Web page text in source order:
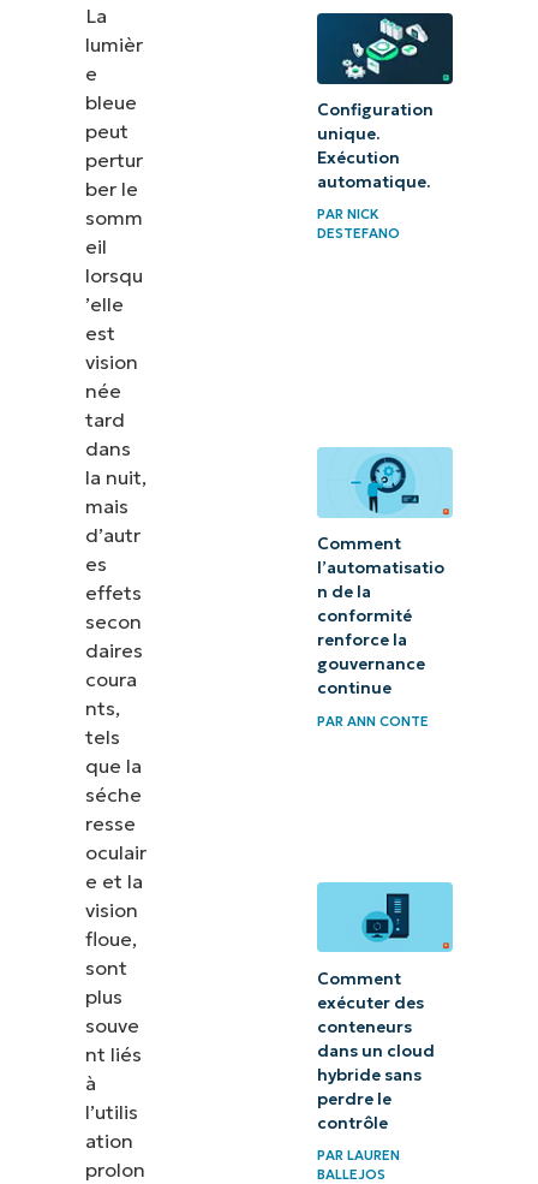
dans
Windows
L’éclairage
Windows,
vos yeux
La
lumièr
e
bleue
peut
pertur
ber le
somm
eil
lorsqu
’elle
est
vision
née
tard
dans
la nuit,
mais
d’autr
es
effets
secon
daires
coura
nts,
tels
que la
séche
resse
oculair
e et la
vision
floue,
sont
plus
souve
nt liés
à
l’utilis
ation
prolon
Configuration
unique.
Exécution
automatique.
PAR NICK
DESTEFANO
Comment
l’automatisatio
n de la
conformité
renforce la
gouvernance
continue
PAR ANN CONTE
Comment
exécuter des
conteneurs
dans un cloud
hybride sans
perdre le
contrôle
PAR LAUREN
BALLEJOS